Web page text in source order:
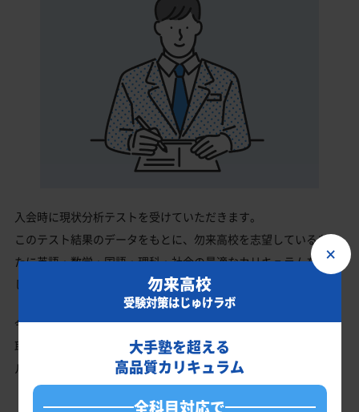
入会時に現状分析テストを受けていただきます。
このテスト結果のデータをもとに、勿来高校を志望しているあな
たに英語・数学・国語・理科・社会の最適なカリキュラムを作成
します。
今の成績・偏差値から勿来高校の入試で確実に合格最低点以上を
取る、余裕を持って合格点を取るための勉強法、学習スケジュー
ルを明確にします。
×
勿来高校
受験対策はじゅけラボ
大手塾を超える
高品質カリキュラム
全科目対応で